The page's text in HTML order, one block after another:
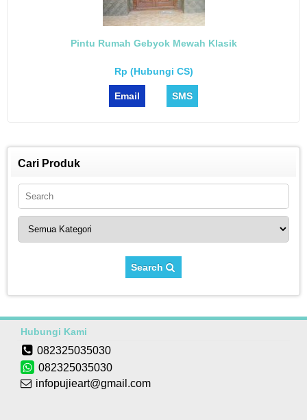
Pintu Rumah Gebyok Mewah Klasik
Rp (Hubungi CS)
Email SMS
Cari Produk
Search
Hubungi Kami
082325035030
082325035030
infopujieart@gmail.com